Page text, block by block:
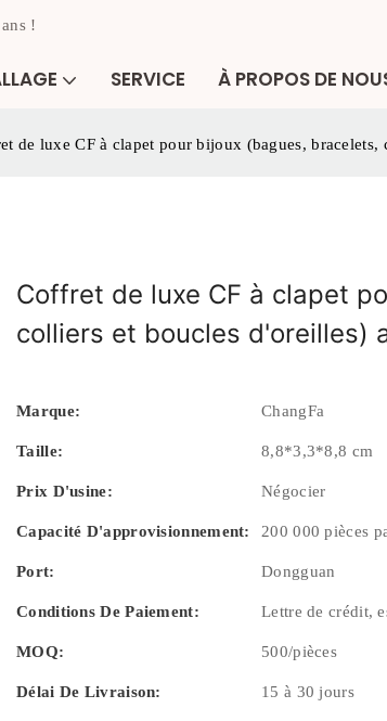
!
SERVICE À PROPOS DE
de luxe CF à clapet pour bijoux (bagues,
Coffret de luxe CF à clapet
colliers et boucles d'oreilles)
Marque: ChangFa
Taille: 8,8*3,3*8,8 cm
Prix ​​d'usine: Négocier
Capacité D'approvisionnement: 200 000 pièces
Port: Dongguan
Conditions De Paiement: Lettre de crédit,
MOQ: 500/pièces
Délai De Livraison: 15 à 30 jours